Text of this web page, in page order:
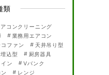
類
アコンクリーニング
業務用エアコン
ファン
天井吊り型
埋込型
厨房器具
ン
Vバンク
レンジ